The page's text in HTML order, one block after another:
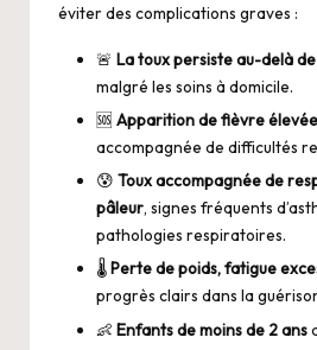
éviter des complications graves :
🚨 La toux persiste au-delà
malgré les soins à domicile.
🆘 Apparition de fièvre
accompagnée de difficultés
😰 Toux accompagnée de
pâleur, signes fréquents
pathologies respiratoires.
🌡️ Perte de poids, fatigue
progrès clairs dans la
👶 Enfants de moins de 2 ans